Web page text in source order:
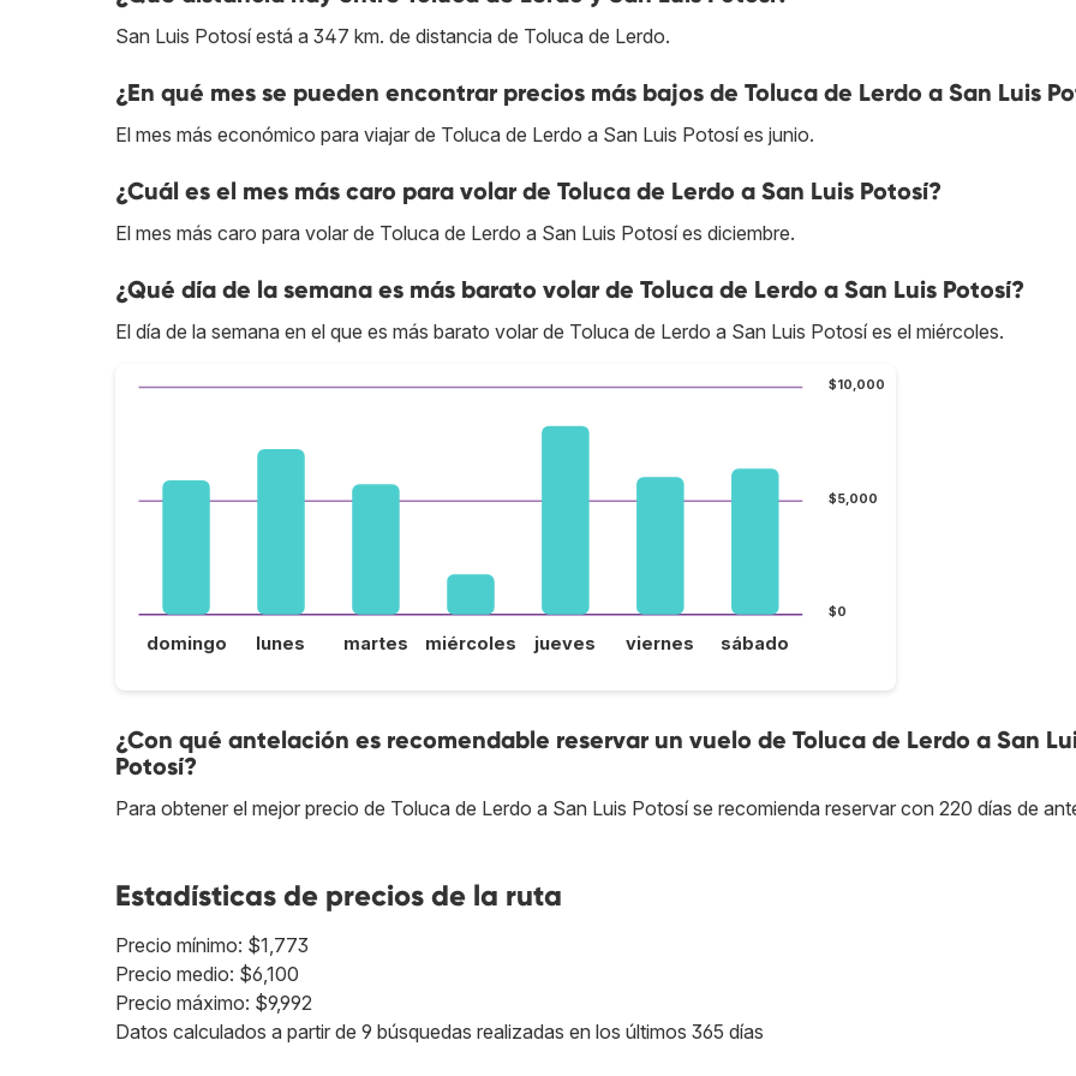
San Luis Potosí está a 347 km. de distancia de Toluca de Lerdo.
¿En qué mes se pueden encontrar precios más bajos de Toluca de Lerdo a San Luis
El mes más económico para viajar de Toluca de Lerdo a San Luis Potosí es junio.
¿Cuál es el mes más caro para volar de Toluca de Lerdo a San Luis Potosí?
El mes más caro para volar de Toluca de Lerdo a San Luis Potosí es diciembre.
¿Qué día de la semana es más barato volar de Toluca de Lerdo a San Luis Potosí?
El día de la semana en el que es más barato volar de Toluca de Lerdo a San Luis Potosí es el miércoles.
$0
$5,000
$10,000
domingo lunes martes miércoles jueves viernes sábado
¿Con qué antelación es recomendable reservar un vuelo de Toluca de Lerdo a San
Potosí?
Para obtener el mejor precio de Toluca de Lerdo a San Luis Potosí se recomienda reservar con 220 días de
Estadísticas de precios de la ruta
Precio mínimo: $1,773
Precio medio: $6,100
Precio máximo: $9,992
Datos calculados a partir de 9 búsquedas realizadas en los últimos 365 días